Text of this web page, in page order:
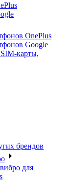
OnePlus
Google
карты,
брендов
для